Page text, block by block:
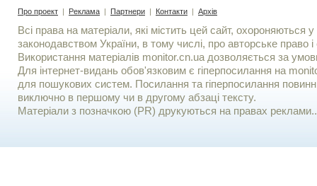
Про проект | Реклама | Партнери | Контакти | Архів
Всі права на матеріали, які містить цей сайт, охороняються у
законодавством України, в тому числі, про авторське право і
Використання матерiалiв monitor.cn.ua дозволяється за
Для iнтернет-видань обов'язковим є гiперпосилання на
для пошукових систем. Посилання та гіперпосилання
виключно в першому чи в другому абзаці тексту.
Матеріали з позначкою (PR) друкуються на правах реклами..